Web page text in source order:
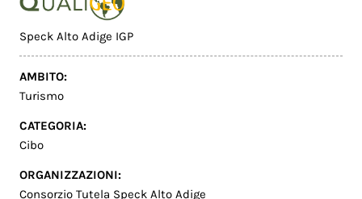
Speck Alto Adige IGP
AMBITO:
Turismo
CATEGORIA:
Cibo
ORGANIZZAZIONI:
Consorzio Tutela Speck Alto Adige